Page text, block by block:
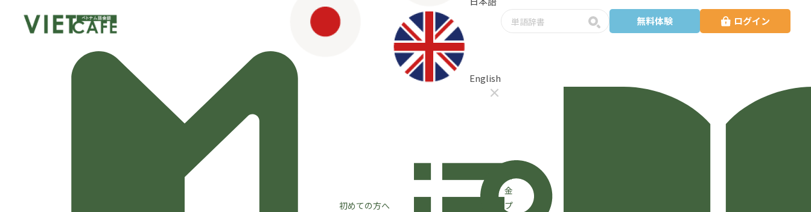
English
×
無料体験 ログイン
初めての方へ
金
プ